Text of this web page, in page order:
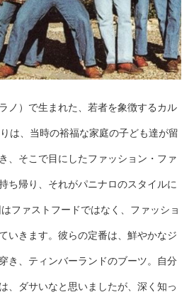
ノ）で生まれた、若者を象徴するカル
は、当時の裕福な家庭の子ども達が留
、そこで目にしたファッション・ファ
ち帰り、それがパニナロのスタイルに
ファストフードではなく、ファッショ
いきます。彼らの定番は、鮮やかなジ
き、ティンバーランドのブーツ。自分
、ダサいなと思いましたが、深く知っ